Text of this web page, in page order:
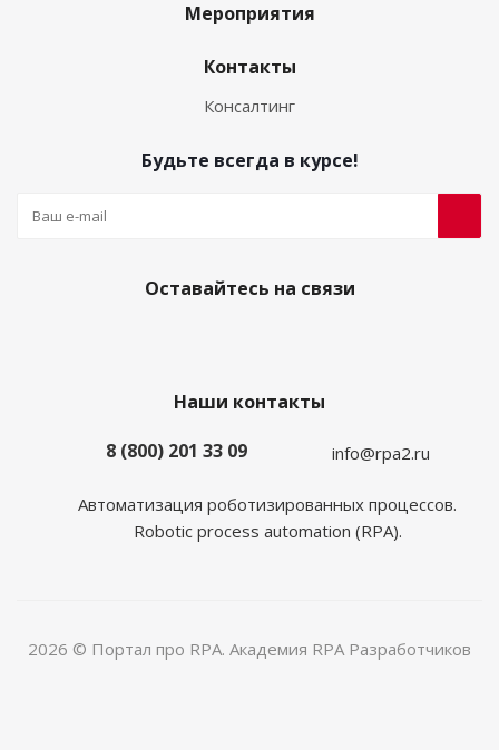
Мероприятия
Контакты
Консалтинг
Будьте всегда в курсе!
Оставайтесь на связи
Наши контакты
8 (800) 201 33 09
info@rpa2.ru
Автоматизация роботизированных процессов.
Robotic process automation (RPA).
2026 © Портал про RPA. Академия RPA Разработчиков